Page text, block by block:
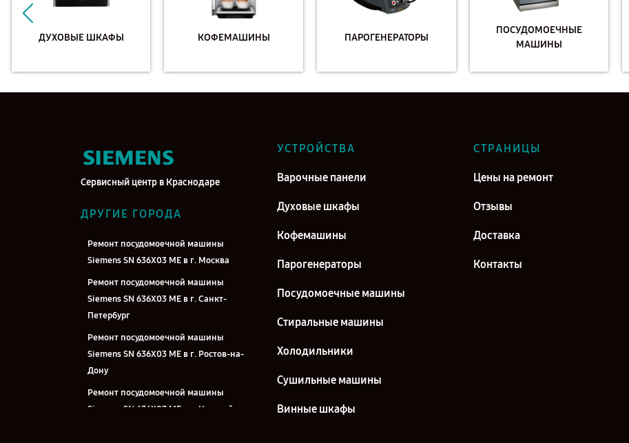
ДУХОВЫЕ ШКАФЫ КОФЕМАШИНЫ ПАРОГЕНЕРАТОРЫ
ПОСУДОМОЕЧНЫЕ
МАШИНЫ
Сервисный центр в Краснодаре
ДРУГИЕ ГОРОДА
Ремонт посудомоечной машины
Siemens SN 636X03 ME в г. Москва
Ремонт посудомоечной машины
Siemens SN 636X03 ME в г. Санкт-
Петербург
Ремонт посудомоечной машины
Siemens SN 636X03 ME в г. Ростов-на-
Дону
Ремонт посудомоечной машины
Siemens SN 636X03 ME в г. Нижний
УСТРОЙСТВА
Варочные панели
Духовые шкафы
Кофемашины
Парогенераторы
Посудомоечные машины
Стиральные машины
Холодильники
Сушильные машины
Винные шкафы
СТРАНИЦЫ
Цены на ремонт
Отзывы
Доставка
Контакты